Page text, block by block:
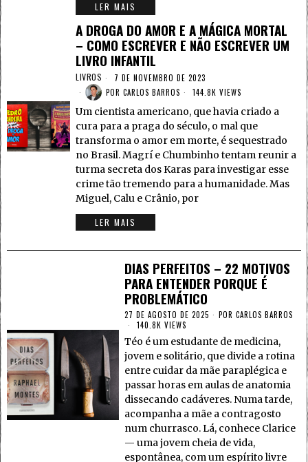
LER MAIS
A DROGA DO AMOR E A MÁGICA MORTAL
– COMO ESCREVER E NÃO ESCREVER UM
LIVRO INFANTIL
LIVROS
7 DE NOVEMBRO DE 2023
POR CARLOS BARROS 144.8K VIEWS
Um cientista americano, que havia criado a
cura para a praga do século, o mal que
transforma o amor em morte, é sequestrado
no Brasil. Magrí e Chumbinho tentam reunir a
turma secreta dos Karas para investigar esse
crime tão tremendo para a humanidade. Mas
Miguel, Calu e Crânio, por
LER MAIS
DIAS PERFEITOS – 22 MOTIVOS
PARA ENTENDER PORQUE É
PROBLEMÁTICO
27 DE AGOSTO DE 2025 PORCARLOS BARROS
140.8K VIEWS
Téo é um estudante de medicina,
jovem e solitário, que divide a rotina
entre cuidar da mãe paraplégica e
passar horas em aulas de anatomia
dissecando cadáveres. Numa tarde,
acompanha a mãe a contragosto
num churrasco. Lá, conhece Clarice
— uma jovem cheia de vida,
espontânea, com um espírito livre